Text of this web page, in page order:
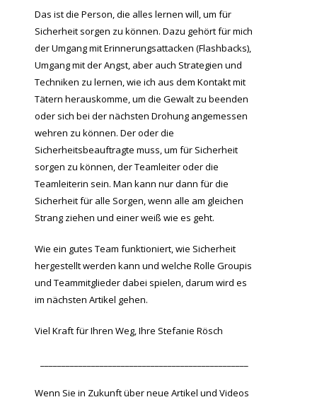
Das ist die Person, die alles lernen will, um für
Sicherheit sorgen zu können. Dazu gehört für mich
der Umgang mit Erinnerungsattacken (Flashbacks),
Umgang mit der Angst, aber auch Strategien und
Techniken zu lernen, wie ich aus dem Kontakt mit
Tätern herauskomme, um die Gewalt zu beenden
oder sich bei der nächsten Drohung angemessen
wehren zu können. Der oder die
Sicherheitsbeauftragte muss, um für Sicherheit
sorgen zu können, der Teamleiter oder die
Teamleiterin sein. Man kann nur dann für die
Sicherheit für alle Sorgen, wenn alle am gleichen
Strang ziehen und einer weiß wie es geht.
Wie ein gutes Team funktioniert, wie Sicherheit
hergestellt werden kann und welche Rolle Groupis
und Teammitglieder dabei spielen, darum wird es
im nächsten Artikel gehen.
Viel Kraft für Ihren Weg, Ihre Stefanie Rösch
Wenn Sie in Zukunft über neue Artikel und Videos